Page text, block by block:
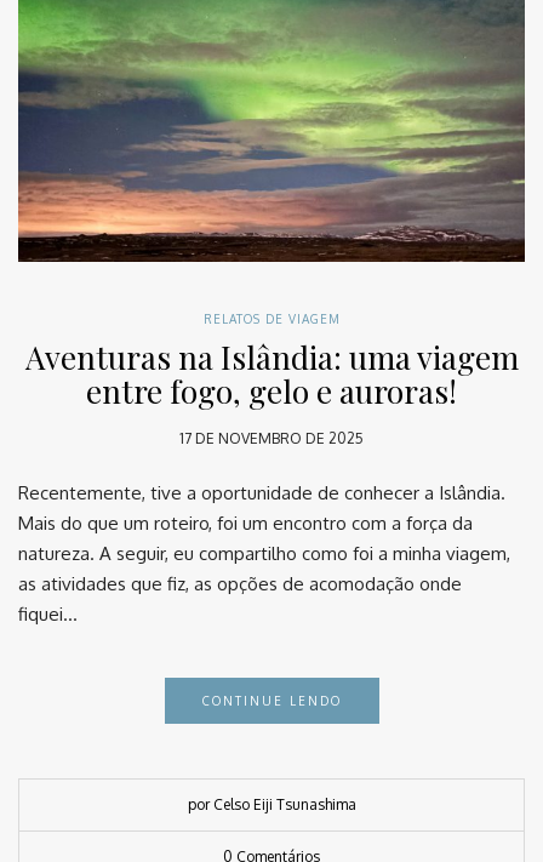
RELATOS DE VIAGEM
Aventuras na Islândia: uma viagem
entre fogo, gelo e auroras!
17 DE NOVEMBRO DE 2025
Recentemente, tive a oportunidade de conhecer a Islândia.
Mais do que um roteiro, foi um encontro com a força da
natureza. A seguir, eu compartilho como foi a minha viagem,
as atividades que fiz, as opções de acomodação onde
fiquei…
CONTINUE LENDO
por Celso Eiji Tsunashima
0 Comentários